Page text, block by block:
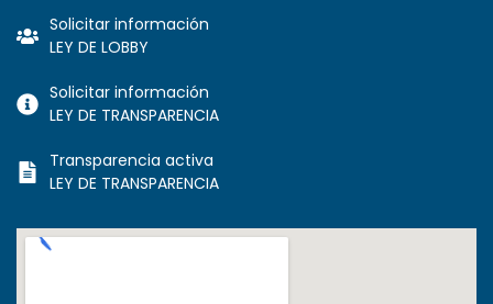
Solicitar información
LEY DE LOBBY
Solicitar información
LEY DE TRANSPARENCIA
Transparencia activa
LEY DE TRANSPARENCIA